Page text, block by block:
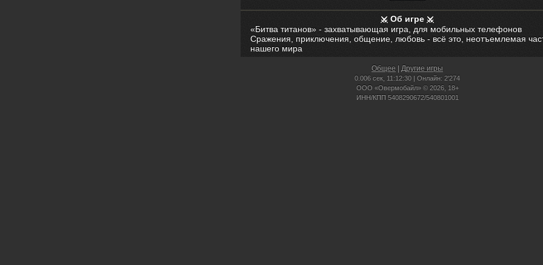
Об игре
«Битва титанов» - захватывающая игра, для мобильных телефонов
Сражения, приключения, общение, любовь - всё это, неотъемлемая
нашего мира
Общее Другие игры
0.006 сек, 11:12:30 | Онлайн: 2'274
ООО «Овермобайл» © 2026, 18+
ИНН/КПП 5408290672/540801001